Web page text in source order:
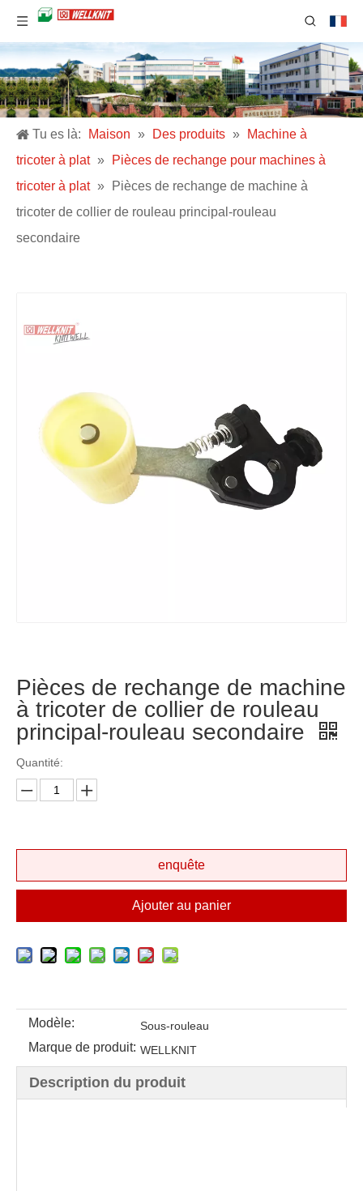
Tu es là: Maison » Des produits »
Machine à
tricoter à plat »
Pièces de rechange pour machines à
tricoter à plat »
Pièces de rechange de machine à
tricoter de collier de rouleau principal-rouleau
secondaire
Pièces de rechange de machine
à tricoter de collier de rouleau
principal-rouleau secondaire
Quantité:
enquête
Ajouter au panier
Modèle: Sous-rouleau
Marque de produit: WELLKNIT
Description du produit